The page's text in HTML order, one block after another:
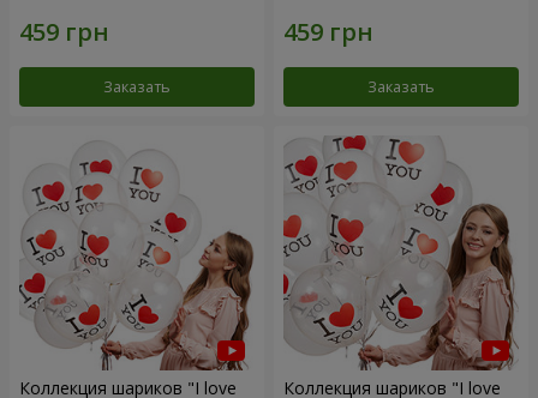
Заказать Заказать
Коллекция шариков "I love Коллекция шариков "I love